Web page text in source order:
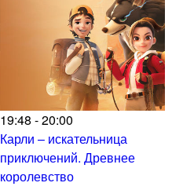
19:48 - 20:00
Карли – искательница
приключений. Древнее
королевство